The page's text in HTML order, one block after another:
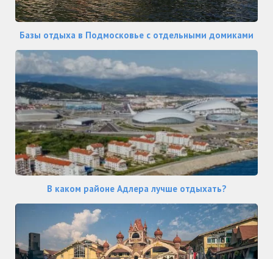
Базы отдыха в Подмосковье с отдельными домиками
В каком районе Адлера лучше отдыхать?